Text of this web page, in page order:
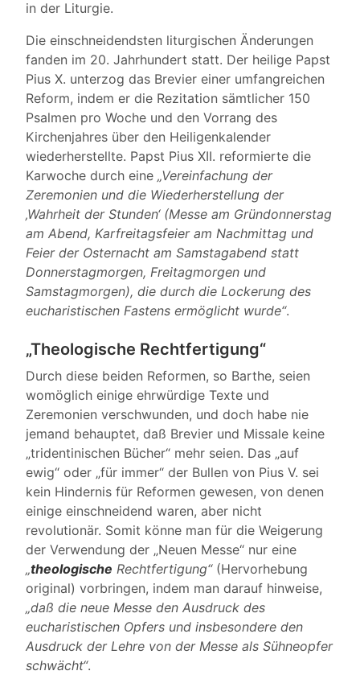
in der Liturgie.
Die einschneidendsten liturgischen Änderungen
fanden im 20. Jahrhundert statt. Der heilige Papst
Pius X. unterzog das Brevier einer umfangreichen
Reform, indem er die Rezitation sämtlicher 150
Psalmen pro Woche und den Vorrang des
Kirchenjahres über den Heiligenkalender
wiederherstellte. Papst Pius XII. reformierte die
Karwoche durch eine „Vereinfachung der
Zeremonien und die Wiederherstellung der
‚Wahrheit der Stunden‘ (Messe am Gründonnerstag
am Abend, Karfreitagsfeier am Nachmittag und
Feier der Osternacht am Samstagabend statt
Donnerstagmorgen, Freitagmorgen und
Samstagmorgen), die durch die Lockerung des
eucharistischen Fastens ermöglicht wurde“.
„Theologische Rechtfertigung“
Durch diese beiden Reformen, so Barthe, seien
womöglich einige ehrwürdige Texte und
Zeremonien verschwunden, und doch habe nie
jemand behauptet, daß Brevier und Missale keine
„tridentinischen Bücher“ mehr seien. Das „auf
ewig“ oder „für immer“ der Bullen von Pius V. sei
kein Hindernis für Reformen gewesen, von denen
einige einschneidend waren, aber nicht
revolutionär. Somit könne man für die Weigerung
der Verwendung der „Neuen Messe“ nur eine
„theologische Rechtfertigung“(Hervorhebung
original) vorbringen, indem man darauf hinweise,
„daß die neue Messe den Ausdruck des
eucharistischen Opfers und insbesondere den
Ausdruck der Lehre von der Messe als Sühneopfer
schwächt“.